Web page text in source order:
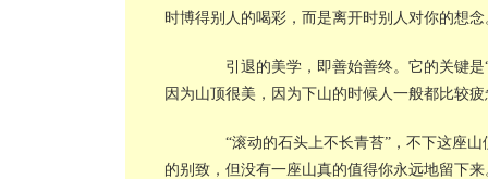
时博得别人的喝彩，而是离开时别人对你的想念
引退的美学，即善始善终。它的关键是
因为山顶很美，因为下山的时候人一般都比较疲
“滚动的石头上不长青苔”，不下这座山
的别致，但没有一座山真的值得你永远地留下来